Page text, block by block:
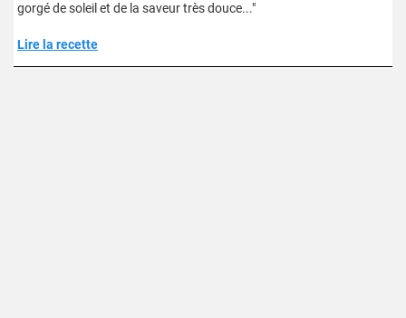
gorgé de soleil et de la saveur très douce..."
Lire la recette